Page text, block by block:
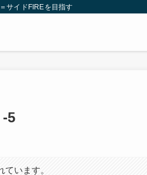
サイドFIREを目指す
5
います。